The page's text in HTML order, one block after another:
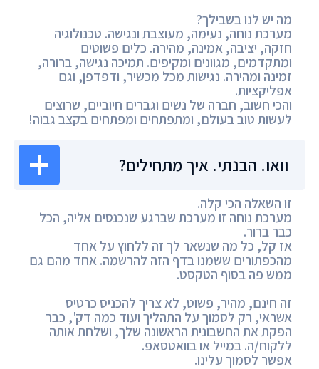
מה יש לנו בשבילך?
מערכת נוחה, נעימה, מעוצבת ונגישה. טכנולוגיה
חזקה, יציבה, אמינה, מהירה. כלים פשוטים
ומתקדמים, מגוונים ומקיפים. תמיכה נגישה, ברורה,
זמינה ומהירה. נגישות מכל מכשיר, ודפדפן, וגם
אפליקציות.
והכי חשוב, חברה של נשים וגברים חיוביים, שרוצים
לעשות טוב בעולם, ומתפתחים ומפתחים בקצב גבוה!
וואו. הבנתי. איך מתחילים?
זו השאלה הכי קלה.
מערכת נוחה זו מערכת שברגע שנכנסים אליה, הכל
כבר ברור.
אז קל, כל מה שנשאר לך זה ללחוץ על אחד
מהכפתורים ששמנו בדף הזה להרשמה. אחד מהם גם
ממש פה בסוף הטקסט.
זה חינם, מהיר, פשוט, לא צריך להכניס כרטיס
אשראי, רק לסמוך על התהליך ועוד כמה דק', כבר
הפקת את החשבונית הראשונה שלך, ושלחת אותה
ללקוח/ה. במייל או בוואטסאפ.
אפשר לסמוך עלינו.